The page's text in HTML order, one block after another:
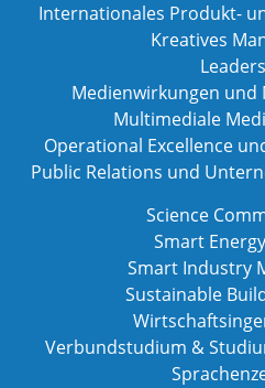
Internationales Produkt-
Kreatives
Medienwirkungen und
Multimediale
Operational Excellence
Public Relations und
Science
Smart
Smart Industry
Sustainable
Verbundstudium &